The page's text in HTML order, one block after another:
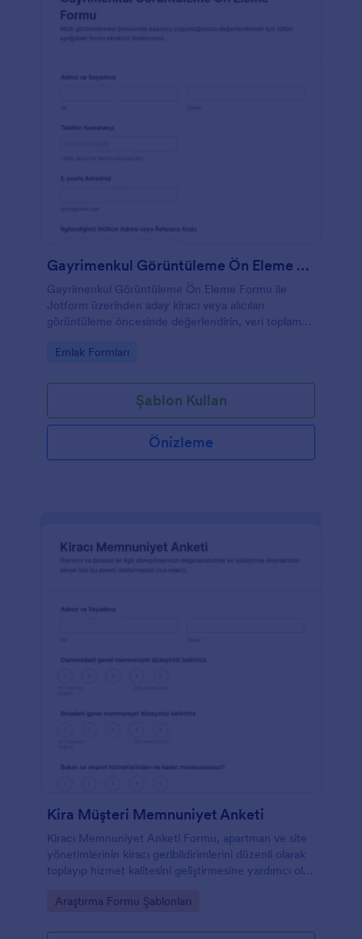
Gayrimenkul Görüntüleme Ön Eleme Formu
Gayrimenkul Görüntüleme Ön Eleme Formu ile
Jotform üzerinden aday kiracı veya alıcıları
görüntüleme öncesinde değerlendirin, veri toplama
yerden yönetin.
Go to Category:
Emlak Formları
Şablon Kullan
Önizleme
Kira Müşteri Memnuniyet Anketi
Kiracı Memnuniyet Anketi Formu, apartman ve site
yönetimlerinin kiracı geribildirimlerini düzenli olarak
toplayıp hizmet kalitesini geliştirmesine yardımcı olan
Go to Category:
Araştırma Formu Şablonları